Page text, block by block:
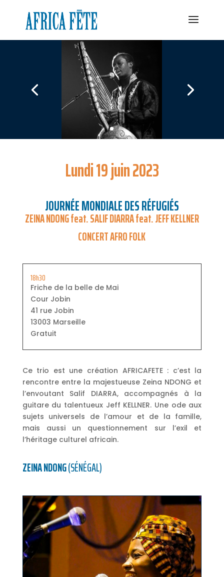
Lundi 19 juin 2023
JOURNÉE MONDIALE DES RÉFUGIÉS
ZEINA NDONG feat. SALIF DIARRA feat. JEFF KELLNER
CONCERT AFRO FOLK
18h30
Friche de la belle de Mai
Cour Jobin
41 rue Jobin
13003 Marseille
Gratuit
Ce trio est une création AFRICAFETE : c’est la
rencontre entre la majestueuse Zeina NDONG et
l’envoutant Salif DIARRA, accompagnés à la
guitare du talentueux Jeff KELLNER. Une ode aux
sujets universels de l’amour et de la famille,
mais aussi un questionnement sur l’exil et
l’héritage culturel africain.
ZEINA NDONG(SÉNÉGAL)